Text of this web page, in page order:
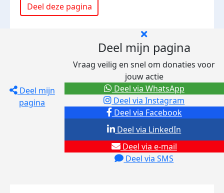
Deel deze pagina
Deel mijn
pagina
Deel mijn pagina
Vraag veilig en snel om donaties voor
jouw actie
Deel via Facebook
Deel via Instagram
Deel via e-mail
Deel via SMS
Deel via LinkedIn
Deel via WhatsApp